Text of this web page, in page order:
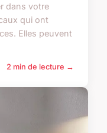
dans votre
qui ont
Elles peuvent
2 min de lecture →